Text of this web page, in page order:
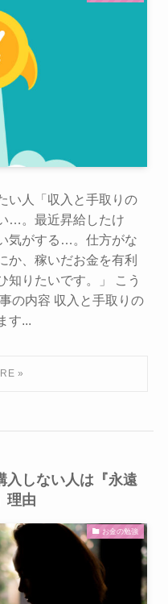
い人「収入と手取りの
…。最近昇給したけ
気がする…。仕方がな
か、稼いだお金を有利
知りたいです。」 こう
の内容 収入と手取りの
す...
入しない人は『永遠
理由
お金の勉強